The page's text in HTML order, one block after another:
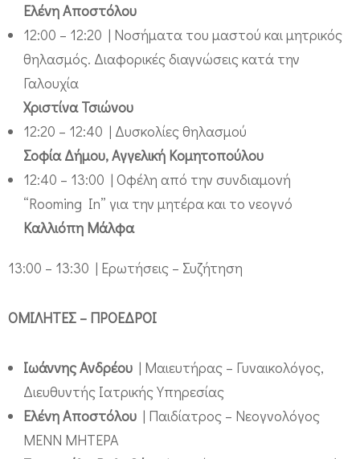
Α
Ελένη Αποστόλου
12:00 – 12:20 | Νοσήματα του μαστού και μητρικός
θηλασμός. Διαφορικές διαγνώσεις κατά την
Γαλουχία
Χριστίνα Τσιώνου
12:20 – 12:40 | Δυσκολίες θηλασμού
Σοφία Δήμου, Αγγελική Κομητοπούλου
12:40 – 13:00 | Οφέλη από την συνδιαμονή
“Rooming In” για την μητέρα και το νεογνό
Καλλιόπη Μάλφα
13:00 – 13:30 | Ερωτήσεις – Συζήτηση
ΟΜΙΛΗΤΕΣ – ΠΡΟΕΔΡΟΙ
Ιωάννης Ανδρέου | Μαιευτήρας – Γυναικολόγος,
Διευθυντής Ιατρικής Υπηρεσίας
Ελένη Αποστόλου | Παιδίατρος – Νεογνολόγος
ΜΕΝΝ ΜΗΤΕΡΑ